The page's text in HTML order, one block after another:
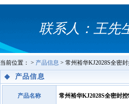
联系人：王先
当前位置： > 产品信息 > 常州裕华KJ2028S全密
◆ 产品信息
产品名称 常州裕华KJ2028S全密封